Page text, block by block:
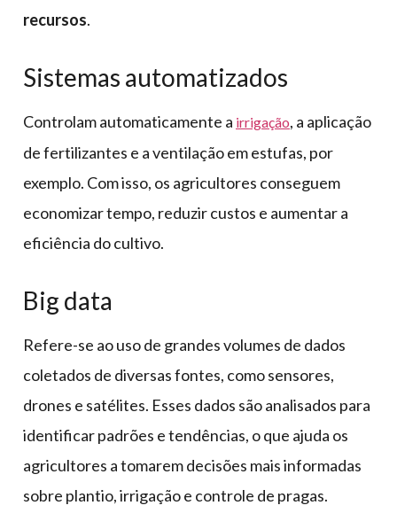
recursos.
Sistemas automatizados
Controlam automaticamente a irrigação, a aplicação
de fertilizantes e a ventilação em estufas, por
exemplo. Com isso, os agricultores conseguem
economizar tempo, reduzir custos e aumentar a
eficiência do cultivo.
Big data
Refere-se ao uso de grandes volumes de dados
coletados de diversas fontes, como sensores,
drones e satélites. Esses dados são analisados para
identificar padrões e tendências, o que ajuda os
agricultores a tomarem decisões mais informadas
sobre plantio, irrigação e controle de pragas.